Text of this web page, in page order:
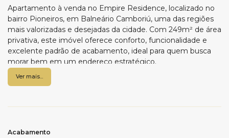
Apartamento à venda no Empire Residence, localizado no
bairro Pioneiros, em Balneário Camboriú, uma das regiões
mais valorizadas e desejadas da cidade. Com 249m² de área
privativa, este imóvel oferece conforto, funcionalidade e
excelente padrão de acabamento, ideal para quem busca
morar bem em um endereço estratégico.
O apartamento conta com quatro suítes bem distribuídas,
dispõe ainda de cozinha funcional, área de serviço e 3 vagas
Ver mais...
Acabamento